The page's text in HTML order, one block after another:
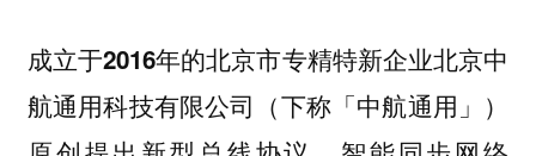
成立于2016年的北京市专精特新企业北京中
航通用科技有限公司（下称「中航通用」）